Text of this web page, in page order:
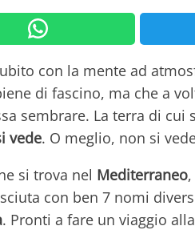
con la mente ad
di fascino, ma che a
sembrare. La terra di cui
vede. O meglio, non si
si trova nel Mediterraneo
con ben 7 nomi
. Pronti a fare un viaggio